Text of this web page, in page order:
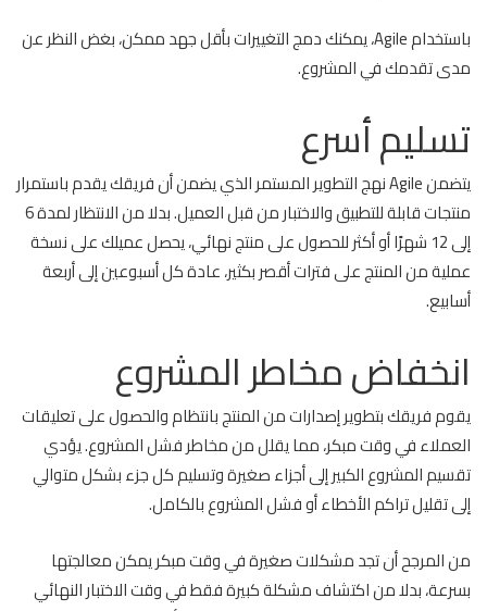
باستخدام Agile، يمكنك دمج التغييرات بأقل جهد ممكن، بغض النظر عن
مدى تقدمك في المشروع.
تسليم أسرع
يتضمن Agile نهج التطوير المستمر الذي يضمن أن فريقك يقدم باستمرار
منتجات قابلة للتطبيق والاختبار من قبل العميل. بدلا من الانتظار لمدة 6
إلى 12 شهرًا أو أكثر للحصول على منتج نهائي، يحصل عميلك على نسخة
عملية من المنتج على فترات أقصر بكثير، عادة كل أسبوعين إلى أربعة
أسابيع.
انخفاض مخاطر المشروع
يقوم فريقك بتطوير إصدارات من المنتج بانتظام والحصول على تعليقات
العملاء في وقت مبكر، مما يقلل من مخاطر فشل المشروع. يؤدي
تقسيم المشروع الكبير إلى أجزاء صغيرة وتسليم كل جزء بشكل متوالي
إلى تقليل تراكم الأخطاء أو فشل المشروع بالكامل.
من المرجح أن تجد مشكلات صغيرة في وقت مبكر يمكن معالجتها
بسرعة، بدلا من اكتشاف مشكلة كبيرة فقط في وقت الاختبار النهائي